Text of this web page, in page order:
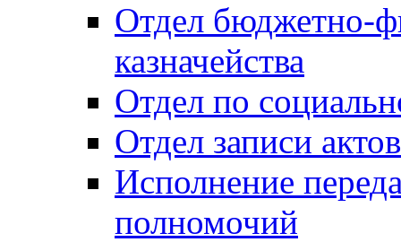
Отдел бюджетно-
казначейства
Отдел по
Отдел записи
Исполнение
полномочий